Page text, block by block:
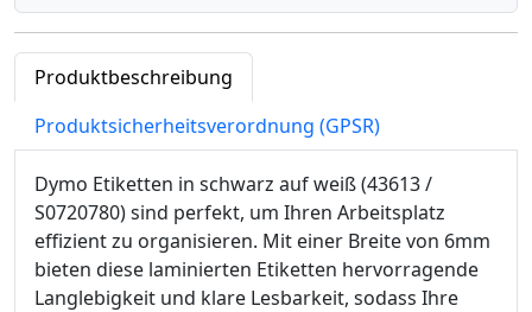
Produktbeschreibung
Produktsicherheitsverordnung (GPSR)
Dymo Etiketten in schwarz auf weiß (43613 /
S0720780) sind perfekt, um Ihren Arbeitsplatz
effizient zu organisieren. Mit einer Breite von 6mm
bieten diese laminierten Etiketten hervorragende
Langlebigkeit und klare Lesbarkeit, sodass Ihre